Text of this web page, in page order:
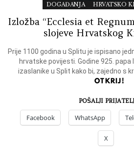
DOGAĐANJA HRVATSKO
Izložba “Ecclesia et
slojeve Hrvatskog
Prije 1100 godina u Splitu je ispisano
hrvatske povijesti. Godine 925. papa
izaslanike u Split kako bi, zajedno s
OTKRIJ!
POŠALJI
Facebook WhatsApp
X